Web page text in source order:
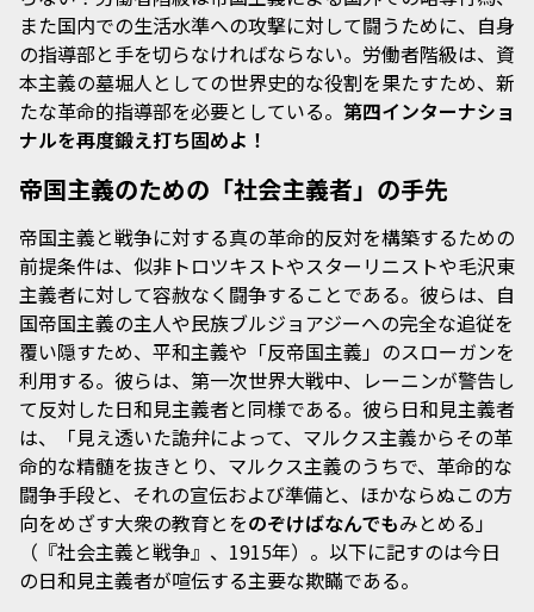
また国内での生活水準への攻撃に対して闘うために、自身
の指導部と手を切らなければならない。労働者階級は、資
本主義の墓堀人としての世界史的な役割を果たすため、新
たな革命的指導部を必要としている。 第四インターナショ
ナルを再度鍛え打ち固めよ！
帝国主義のための「社会主義者」の手先
帝国主義と戦争に対する真の革命的反対を構築するための
前提条件は、似非トロツキストやスターリニストや毛沢東
主義者に対して容赦なく闘争することである。彼らは、自
国帝国主義の主人や民族ブルジョアジーへの完全な追従を
覆い隠すため、平和主義や「反帝国主義」のスローガンを
利用する。彼らは、第一次世界大戦中、レーニンが警告し
て反対した日和見主義者と同様である。彼ら日和見主義者
は、「見え透いた詭弁によって、マルクス主義からその革
命的な精髄を抜きとり、マルクス主義のうちで、革命的な
闘争手段と、それの宣伝および準備と、ほかならぬこの方
向をめざす大衆の教育とをのぞけばなんでもみとめる」
（『社会主義と戦争』、1915年）。以下に記すのは今日
の日和見主義者が喧伝する主要な欺瞞である。